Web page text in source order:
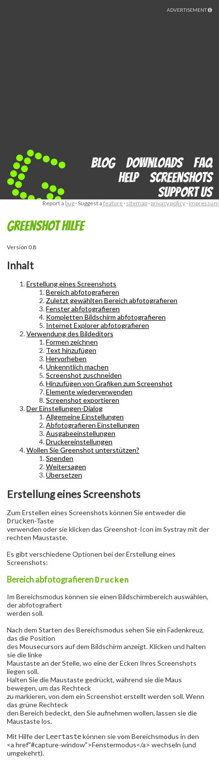
ADVERTISEMENT
Blog Downloads
FAQ
Help
Screenshots
Support us
Report a bug · Suggest a feature · sitemap · privacy policy · impressum
Greenshot Hilfe
Version 0.8
Inhalt
Erstellung eines Screenshots
Bereich abfotografieren
Zuletzt gewählten Bereich abfotografieren
Fenster abfotografieren
Kompletten Bildschirm abfotografieren
Internet Explorer abfotografieren
Verwendung des Bildeditors
Formen zeichnen
Text hinzufügen
Hervorheben
Unkenntlich machen
Screenshot zuschneiden
Hinzufügen von Grafiken zum Screenshot
Elemente wiederverwenden
Screenshot exportieren
Der Einstellungen-Dialog
Allgemeine Einstellungen
Abfotografieren Einstellungen
Ausgabeeinstellungen
Druckereinstellungen
Wollen Sie Greenshot unterstützen?
Spenden
Weitersagen
Übersetzen
Erstellung eines Screenshots
Zum Erstellen eines Screenshots können Sie entweder die
Drucken-Taste
verwenden oder sie klicken das Greenshot-Icon im Systray mit der
rechten Maustaste.
Es gibt verschiedene Optionen bei der Erstellung eines
Screenshots:
Bereich abfotografieren Drucken
Im Bereichsmodus können sie einen Bildschirmbereich auswählen,
der abfotografiert
werden soll.
Nach dem Starten des Bereichsmodus sehen Sie ein Fadenkreuz,
das die Position
des Mousecursors auf dem Bildschirm anzeigt. Klicken und halten
sie die linke
Maustaste an der Stelle, wo eine der Ecken Ihres Screenshots
liegen soll.
Halten Sie die Maustaste gedrückt, während sie die Maus
bewegen, um das Rechteck
zu markieren, von dem ein Screenshot erstellt werden soll. Wenn
das grüne Rechteck
den Bereich bedeckt, den Sie aufnehmen wollen, lassen sie die
Maustaste los.
Mit Hilfe der Leertastekönnen sie vom Bereichsmodus in den
<a href"#capture-window">Fenstermodus</a> wechseln (und
umgekehrt).